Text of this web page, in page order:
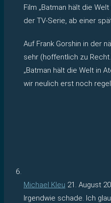
Film „Batman hält die
der TV-Serie, ab einer
Auf Frank Gorshin in der
sehr (hoffentlich zu
„Batman hält die Welt in
wir neulich erst noch
Michael Kleu 21. August
Irgendwie schade. Ich